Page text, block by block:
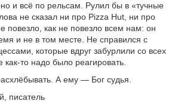
и всё по рельсам. Рулил бы в «тучные
не сказал ни про Pizza Hut, ни про
повезло, как не повезло всем нам: он
и не в том месте. Не справился с
которые вдруг забурлили со всех
как-то надо было реагировать.
А ему — Бог судья.
писатель